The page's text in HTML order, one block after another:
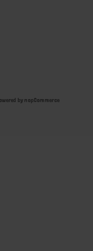
by nopCommerce